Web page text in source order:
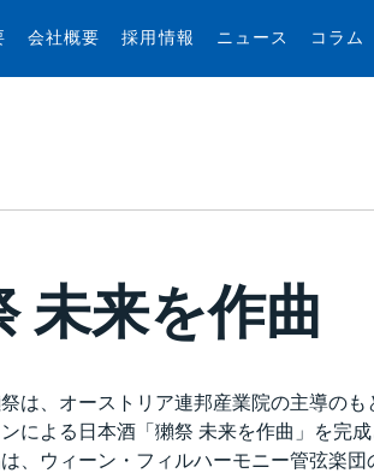
会社概要 採用情報 ニュース コラム
未来を作曲
は、オーストリア連邦産業院の主導の
による日本酒「獺祭 未来を作曲」を完成
、ウィーン・フィルハーモニー管弦楽